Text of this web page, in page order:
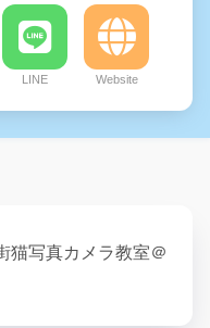
LINE Website
猫写真カメラ教室＠